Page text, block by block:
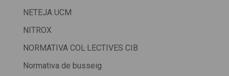
NETEJA UCM
NITROX
NORMATIVA COL·LECTIVES CIB
Normativa de busseig